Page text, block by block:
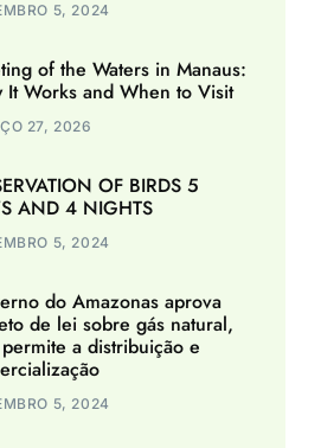
5, 2024
of the Waters in Manaus:
It Works and When to Visit
27, 2026
OF BIRDS 5
AND 4 NIGHTS
5, 2024
do Amazonas aprova
de lei sobre gás natural,
a distribuição e
5, 2024